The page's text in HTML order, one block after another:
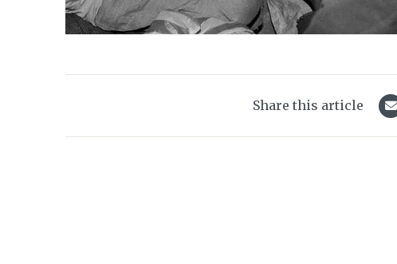
Share this article